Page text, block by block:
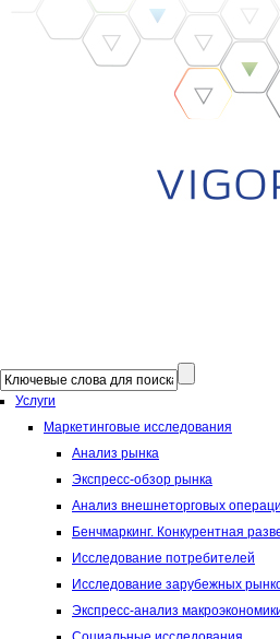
Услуги
Маркетинговые исследования
Анализ рынка
Экспресс-обзор рынка
Анализ внешнеторговых
Бенчмаркинг. Конкурентная
Исследование потребителей
Исследование зарубежных
Экспресс-анализ